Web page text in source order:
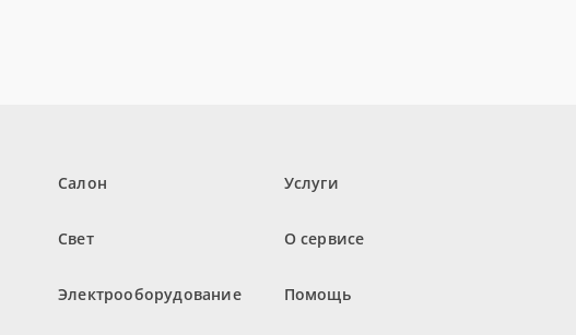
Салон
Свет
Электрооборудование
Услуги
О сервисе
Помощь